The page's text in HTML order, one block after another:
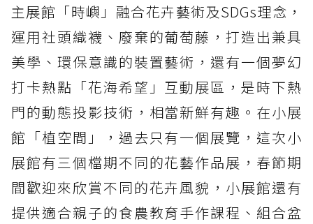
主展館「時嶼」融合花卉藝術及SDGs理念，
運用社頭織襪、廢棄的葡萄藤，打造出兼具
美學、環保意識的裝置藝術，還有一個夢幻
打卡熱點「花海希望」互動展區，是時下熱
門的動態投影技術，相當新鮮有趣。在小展
館「植空間」，過去只有一個展覽，這次小
展館有三個檔期不同的花藝作品展，春節期
間歡迎來欣賞不同的花卉風貌，小展館還有
提供適合親子的食農教育手作課程、組合盆